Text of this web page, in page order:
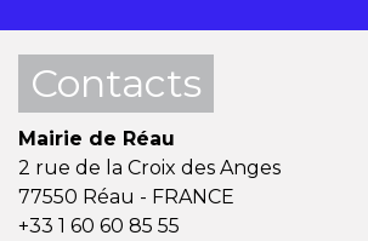
Contacts
Mairie de Réau
2 rue de la Croix des Anges
77550 Réau - FRANCE
+33 1 60 60 85 55